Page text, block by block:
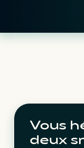
Vous
deux